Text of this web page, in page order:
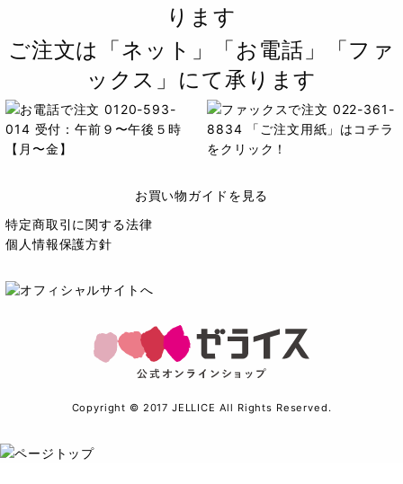
ります
ご注文は「ネット」「お電話」「ファ
ックス」にて承ります
お買い物ガイドを見る
特定商取引に関する法律
個人情報保護方針
Copyright © 2017 JELLICE All Rights Reserved.